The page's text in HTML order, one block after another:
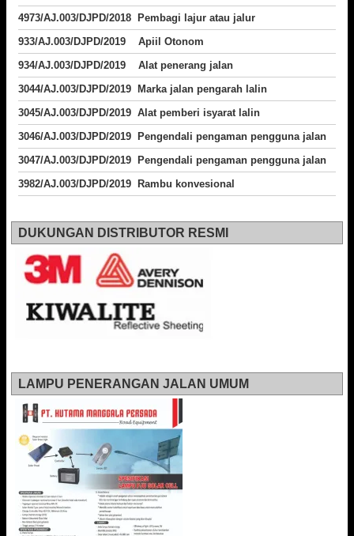
4973/AJ.003/DJPD/2018
Pembagi lajur atau jalur
933/AJ.003/DJPD/2019 Apiil Otonom
934/AJ.003/DJPD/2019 Alat penerang jalan
3044/AJ.003/DJPD/2019 Marka jalan pengarah lalin
3045/AJ.003/DJPD/2019 Alat pemberi isyarat lalin
3046/AJ.003/DJPD/2019 Pengendali pengaman pengguna jalan
3047/AJ.003/DJPD/2019 Pengendali pengaman pengguna jalan
3982/AJ.003/DJPD/2019 Rambu konvesional
DUKUNGAN DISTRIBUTOR RESMI
LAMPU PENERANGAN JALAN UMUM